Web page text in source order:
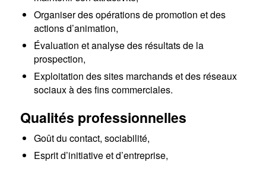
Organiser des opérations de promotion et des
actions d’animation,
Évaluation et analyse des résultats de la
prospection,
Exploitation des sites marchands et des réseaux
sociaux à des fins commerciales.
Qualités professionnelles
Goût du contact, sociabilité,
Esprit d’initiative et d’entreprise,